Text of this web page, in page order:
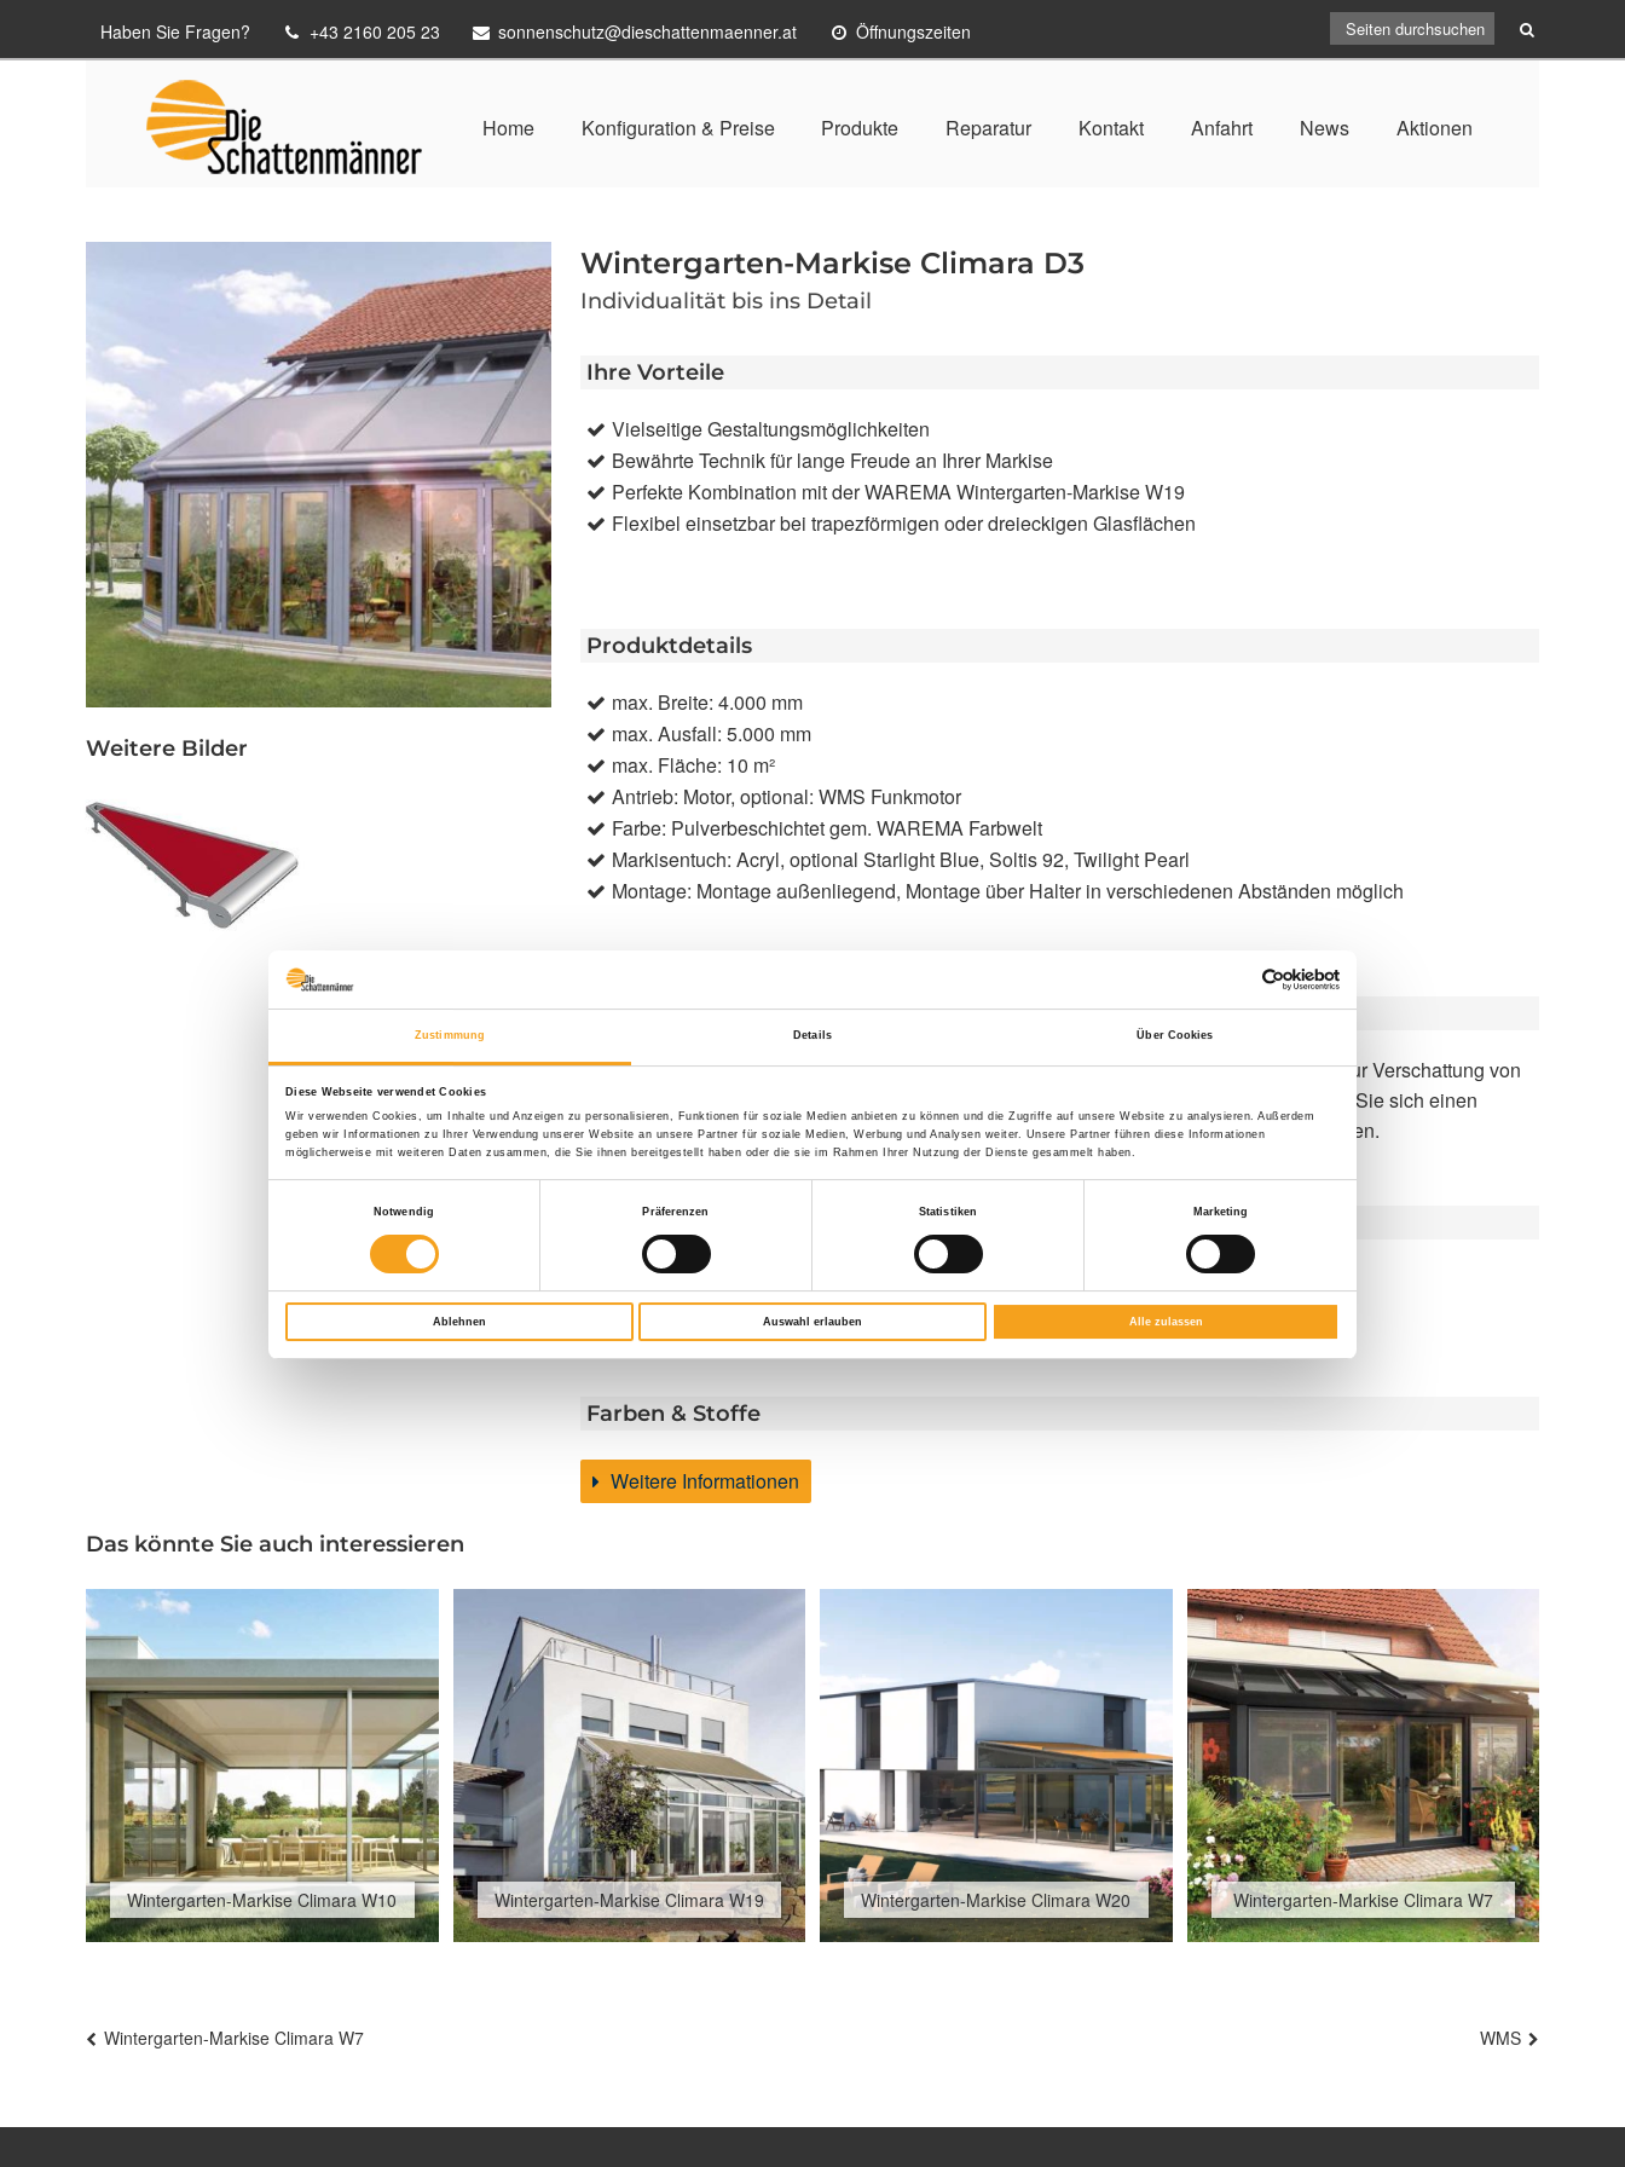
Zustimmung Details Über Cookies
Diese Webseite verwendet Cookies
Wir verwenden Cookies, um Inhalte und Anzeigen zu personalisieren, Funktionen für soziale Medien anbieten zu können und die Zugriffe auf unsere Website zu analysieren. Außerdem
geben wir Informationen zu Ihrer Verwendung unserer Website an unsere Partner für soziale Medien, Werbung und Analysen weiter. Unsere Partner führen diese Informationen
möglicherweise mit weiteren Daten zusammen, die Sie ihnen bereitgestellt haben oder die sie im Rahmen Ihrer Nutzung der Dienste gesammelt haben.
Notwendig
Präferenzen Statistiken Marketing
Ablehnen Auswahl erlauben Alle zulassen
Haben Sie Fragen? +43 2160 205 23 sonnenschutz@dieschattenmaenner.at Öffnungszeiten
Home Konfiguration & Preise Produkte Reparatur Kontakt Anfahrt News Aktionen
Wintergarten-Markise Climara D3
Individualität bis ins Detail
Ihre Vorteile
Vielseitige Gestaltungsmöglichkeiten
Bewährte Technik für lange Freude an Ihrer Markise
Perfekte Kombination mit der WAREMA Wintergarten-Markise W19
Flexibel einsetzbar bei trapezförmigen oder dreieckigen Glasflächen
Produktdetails
max. Breite: 4.000 mm
max. Ausfall: 5.000 mm
max. Fläche: 10 m²
Antrieb: Motor, optional: WMS Funkmotor
Farbe: Pulverbeschichtet gem. WAREMA Farbwelt
Markisentuch: Acryl, optional Starlight Blue, Soltis 92, Twilight Pearl
Montage: Montage außenliegend, Montage über Halter in verschiedenen Abständen möglich
Produktbeschreibung
Sie legen bei Ihrem Wintergarten größten Wert auf
Anforderung die maßgeschneiderte Lösung. Die
Climara D3 eignet sich perfekt zur Verschattung von
lebendigen Raum zum Wohlfühlen.
Brillante Extras
Weitere Informationen zu Ausstattungsextras Climara Wintergarten-Markisen
Farben & Stoffe
Weitere Informationen
Weitere Bilder
Das könnte Sie auch interessieren
Wintergarten-Markise Climara W10 Wintergarten-Markise Climara W19 Wintergarten-Markise Climara W20 Wintergarten-Markise Climara W7
Beitragsnavigation
Wintergarten-Markise Climara W7 WMS